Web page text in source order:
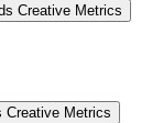
Creative Metrics
Creative Metrics